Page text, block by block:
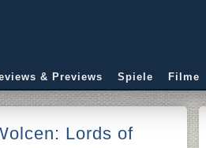
& Previews Spiele Filme
Lords of